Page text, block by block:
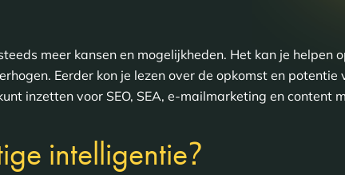
meer kansen en mogelijkheden. Het kan je helpen
Eerder kon je lezen over de opkomst en potentie
inzetten voor SEO, SEA, e-mailmarketing en content
intelligentie?